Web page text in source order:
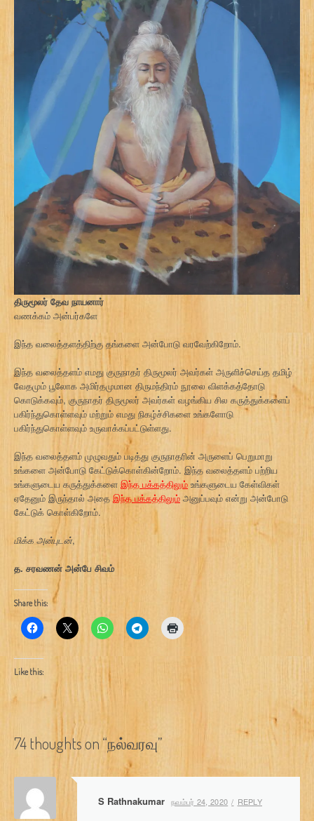
திருமூலர் தேவ நாயனார்
வணக்கம் அன்பர்களே
இந்த வலைத்தளத்திற்கு தங்களை அன்போடு வரவேற்கிறோம்.
இந்த வலைத்தளம் எமது குருநாதர் திருமூலர் அவர்கள் அருளிச்செய்த தமிழ்
வேதமும் பூலோக அமிர்தமுமான திருமந்திரம் நூலை விளக்கத்தோடு
கொடுக்கவும், குருநாதர் திருமூலர் அவர்கள் வழங்கிய சில கருத்துக்களைப்
பகிர்ந்துகொள்ளவும் மற்றும் எமது நிகழ்ச்சிகளை உங்களோடு
பகிர்ந்துகொள்ளவும் உருவாக்கப்பட்டுள்ளது.
இந்த வலைத்தளம் முழுவதும் படித்து குருநாதரின் அருளைப் பெறுமாறு
உங்களை அன்போடு கேட்டுக்கொள்கின்றோம். இந்த வலைத்தளம் பற்றிய
உங்களுடைய கருத்துக்களை இந்த பக்கத்திலும் உங்களுடைய கேள்விகள்
ஏதேனும் இருந்தால் அதை இந்த பக்கத்திலும் அனுப்பவும் என்று அன்போடு
கேட்டுக் கொள்கிறோம்.
மிக்க அன்புடன்,
த. சரவணன் அன்பே சிவம்
Share this:
Like this:
74 thoughts on “நல்வரவு”
S Rathnakumar நவம்பர் 24, 2020 REPLY